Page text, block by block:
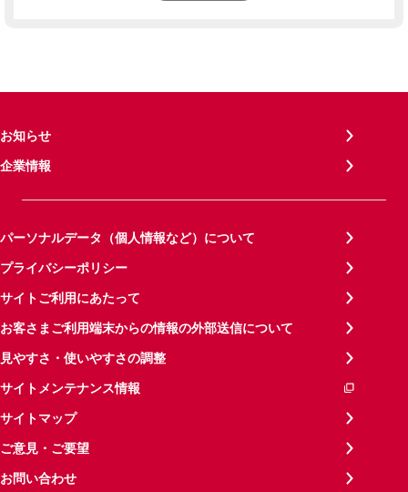
お知らせ
企業情報
パーソナルデータ（個人情報など）について
プライバシーポリシー
サイトご利用にあたって
お客さまご利用端末からの情報の外部送信について
見やすさ・使いやすさの調整
サイトメンテナンス情報
サイトマップ
ご意見・ご要望
お問い合わせ